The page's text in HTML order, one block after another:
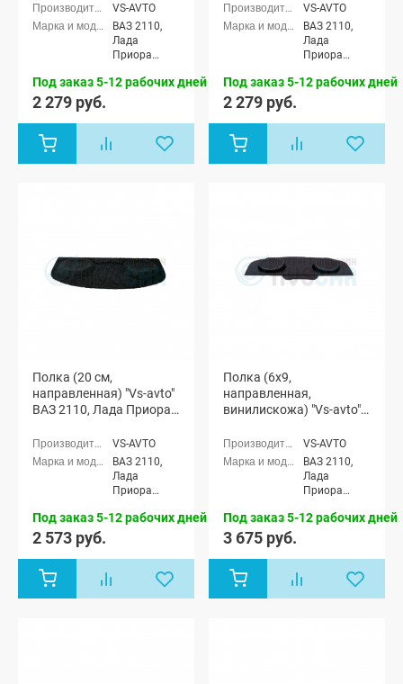
VS-AVTO
ВАЗ 2110,
Лада
Приора
2170)
Под заказ 5-12 рабочих дней
2 279 руб.
VS-AVTO
ВАЗ 2110,
Лада
Приора
2170)
Под заказ 5-12 рабочих дней
2 279 руб.
Полка (20 см,
направленная) "Vs-avto"
ВАЗ 2110, Лада Приора
VS-AVTO
ВАЗ 2110,
Лада
Приора
2170)
Под заказ 5-12 рабочих дней
2 573 руб.
Полка (6x9,
направленная,
винилискожа) "Vs-avto"
(седан)
VS-AVTO
ВАЗ 2110,
Лада
Приора
2170)
Под заказ 5-12 рабочих дней
3 675 руб.